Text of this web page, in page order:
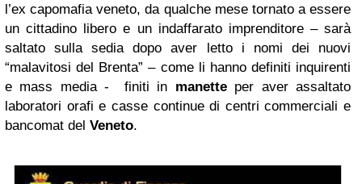
l’ex capomafia veneto, da qualche mese tornato a essere
un cittadino libero e un indaffarato imprenditore – sarà
saltato sulla sedia dopo aver letto i nomi dei nuovi
“malavitosi del Brenta” – come li hanno definiti inquirenti
e mass media - finiti in manetteper aver assaltato
laboratori orafi e casse continue di centri commerciali e
bancomat del Veneto.